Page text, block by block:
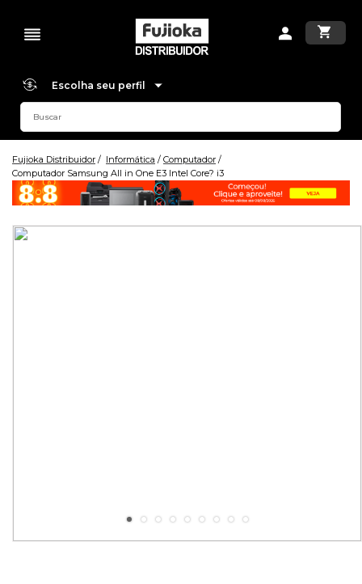
Escolha seu perfil
Fujioka Distribuidor Informática
Computador
Computador Samsung All in One E3 Intel Core? i3